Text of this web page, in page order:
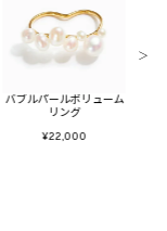
バブルパールボリューム
リング
¥22,000
＞